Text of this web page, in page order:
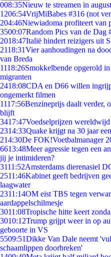
008:35Nieuw te streamen in
1206:54VrijMiBabes #316 (not
204:46Niewiadoma profiteert van
3500:07Random Pics van de Dag
2018:47Italië hindert reizigers uit
2118:31Vier aanhoudingen na
van Breda
1118:26Smokkelbende opgerold
migranten
2418:08CDA en D66 willen
ongemerkt filmen
1117:56Benzineprijs daalt verder,
blijft
3417:47Voedselprijzen
2314:33Quake krijgt na 30 jaar
214:30De FOK!Voetbalmanager
6613:48Meer agressie tegen een
jij je intimideren?
3111:52Amsterdams dierenasiel
2511:46Kabinet geeft bedrijven
laagwater
2311:14OM eist TBS tegen
aardappelschilmesje
3011:08Tropische hitte keert
3010:12Trump grijpt weer in op
geboorte in VS
5509:51Dikke Van Dale neemt
schaamlippen doorbreken'